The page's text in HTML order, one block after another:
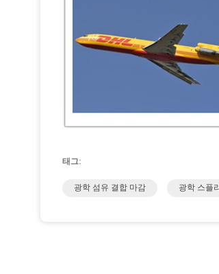
태그:
광학 섬유 결합 마감 광학 스플